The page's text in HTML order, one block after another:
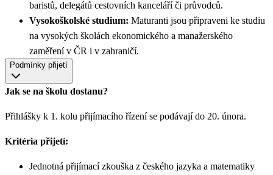
baristů, delegátů cestovních kanceláří či průvodců.
Vysokoškolské studium: Maturanti jsou připraveni ke studiu
na vysokých školách ekonomického a manažerského
zaměření v ČR i v zahraničí.
Podmínky přijetí
Jak se na školu dostanu?
Přihlášky k 1. kolu přijímacího řízení se podávají do 20. února.
Kritéria přijetí:
Jednotná přijímací zkouška z českého jazyka a matematiky